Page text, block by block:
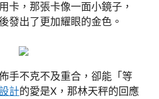
卡，那張卡像一面小鏡子，
發出了更加耀眼的金色。
手不克不及重合，卻能「等
計的愛是X，那林天秤的回應